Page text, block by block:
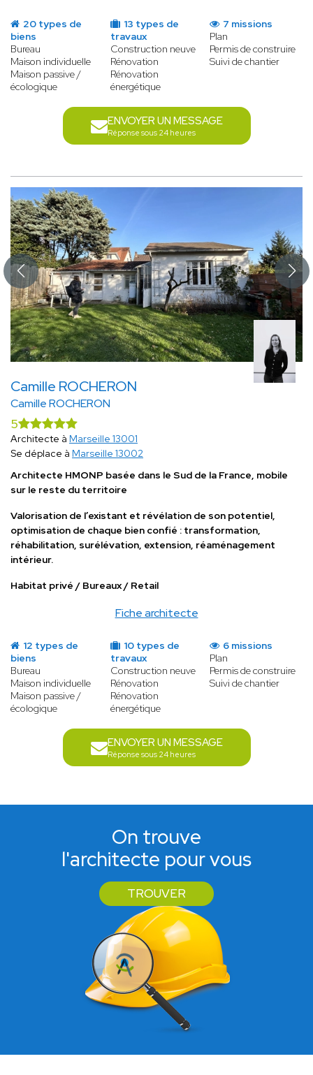
20 types de
biens
Bureau
Maison individuelle
Maison passive /
écologique
13 types de
travaux
Construction neuve
Rénovation
Rénovation
énergétique
7 missions
Plan
Permis de construire
Suivi de chantier
ENVOYER UN MESSAGE
Réponse sous 24 heures
Camille ROCHERON
Camille ROCHERON
Fiche architecte
5
Architecte à Marseille 13001
Se déplace à Marseille 13002
Architecte HMONP basée dans le Sud de la France, mobile
sur le reste du territoire
Valorisation de l’existant et révélation de son potentiel,
optimisation de chaque bien confié : transformation,
réhabilitation, surélévation, extension, réaménagement
intérieur.
Habitat privé / Bureaux / Retail
12 types de
biens
Bureau
Maison individuelle
Maison passive /
écologique
10 types de
travaux
Construction neuve
Rénovation
Rénovation
énergétique
6 missions
Plan
Permis de construire
Suivi de chantier
ENVOYER UN MESSAGE
Réponse sous 24 heures
On trouve
l'architecte pour vous
TROUVER